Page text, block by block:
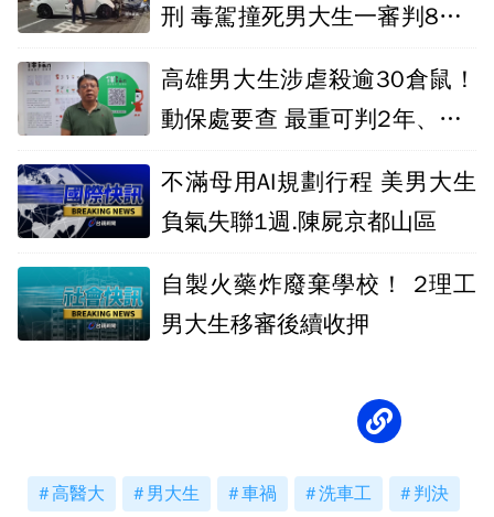
刑 毒駕撞死男大生一審判8年6
高雄男大生涉虐殺逾30倉鼠！
動保處要查 最重可判2年、罰2
不滿母用AI規劃行程 美男大生
負氣失聯1週.陳屍京都山區
自製火藥炸廢棄學校！ 2理工
男大生移審後續收押
高醫大 男大生 車禍 洗車工 判決